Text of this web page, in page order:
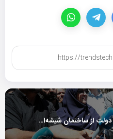
بازدید سخنگوی دولت از ساختمان شیشه‌ای صداوسیما